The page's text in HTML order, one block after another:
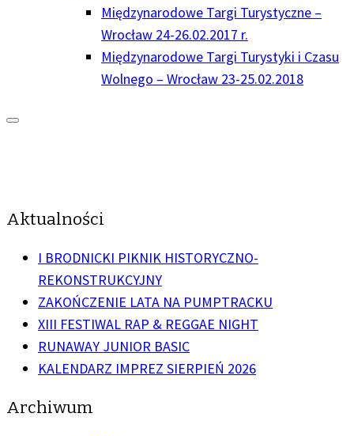
Międzynarodowe Targi Turystyczne –
Wrocław 24-26.02.2017 r.
Międzynarodowe Targi Turystyki i Czasu
Wolnego – Wrocław 23-25.02.2018
Aktualności
I BRODNICKI PIKNIK HISTORYCZNO-
REKONSTRUKCYJNY
ZAKOŃCZENIE LATA NA PUMPTRACKU
XIII FESTIWAL RAP & REGGAE NIGHT
RUNAWAY JUNIOR BASIC
KALENDARZ IMPREZ SIERPIEŃ 2026
Archiwum